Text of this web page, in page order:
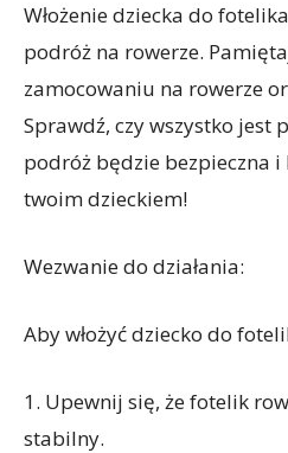
Włożenie dziecka do
podróż na rowerze.
zamocowaniu na rowerze
Sprawdź, czy wszystko jest
podróż będzie bezpieczna
twoim dzieckiem!
Wezwanie do działania:
Aby włożyć dziecko do
1. Upewnij się, że fotelik
stabilny.